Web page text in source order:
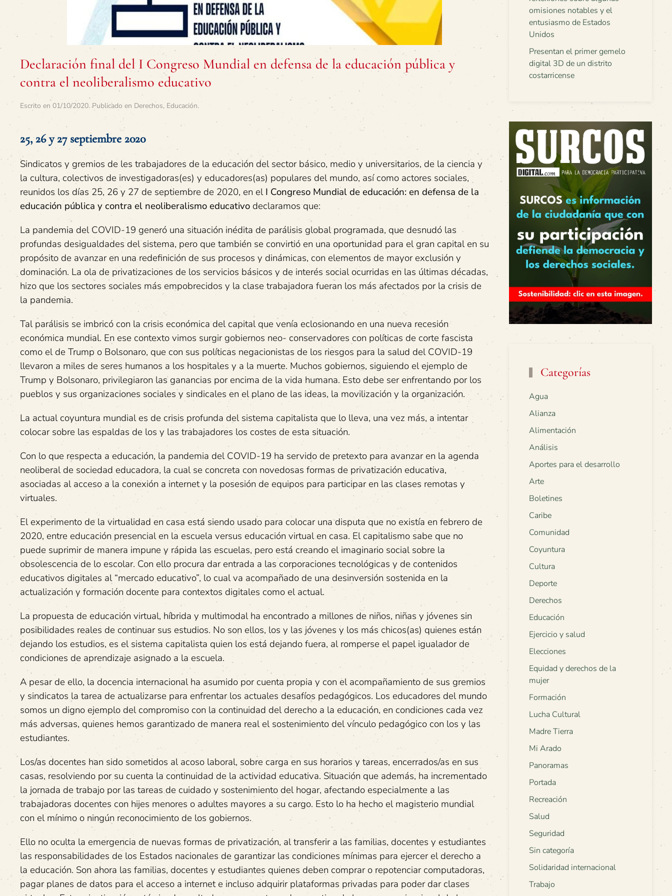
Declaración final del I Congreso Mundial en defensa de la educación pública y
contra el neoliberalismo educativo
Escrito en 01/10/2020. Publicado en Derechos, Educación.
25, 26 y 27 septiembre 2020
Sindicatos y gremios de les trabajadores de la educación del sector básico, medio y universitarios, de la ciencia y
la cultura, colectivos de investigadoras(es) y educadores(as) populares del mundo, así como actores sociales,
reunidos los días 25, 26 y 27 de septiembre de 2020, en elI Congreso Mundial de educación: en defensa de la
educación pública y contra el neoliberalismo educativo declaramos que:
La pandemia del COVID-19 generó una situación inédita de parálisis global programada, que desnudó las
profundas desigualdades del sistema, pero que también se convirtió en una oportunidad para el gran capital en su
propósito de avanzar en una redefinición de sus procesos y dinámicas, con elementos de mayor exclusión y
dominación. La ola de privatizaciones de los servicios básicos y de interés social ocurridas en las últimas décadas,
hizo que los sectores sociales más empobrecidos y la clase trabajadora fueran los más afectados por la crisis de
la pandemia.
Tal parálisis se imbricó con la crisis económica del capital que venía eclosionando en una nueva recesión
económica mundial. En ese contexto vimos surgir gobiernos neo- conservadores con políticas de corte fascista
como el de Trump o Bolsonaro, que con sus políticas negacionistas de los riesgos para la salud del COVID-19
llevaron a miles de seres humanos a los hospitales y a la muerte. Muchos gobiernos, siguiendo el ejemplo de
Trump y Bolsonaro, privilegiaron las ganancias por encima de la vida humana. Esto debe ser enfrentando por los
pueblos y sus organizaciones sociales y sindicales en el plano de las ideas, la movilización y la organización.
La actual coyuntura mundial es de crisis profunda del sistema capitalista que lo lleva, una vez más, a intentar
colocar sobre las espaldas de los y las trabajadores los costes de esta situación.
Con lo que respecta a educación, la pandemia del COVID-19 ha servido de pretexto para avanzar en la agenda
neoliberal de sociedad educadora, la cual se concreta con novedosas formas de privatización educativa,
asociadas al acceso a la conexión a internet y la posesión de equipos para participar en las clases remotas y
virtuales.
El experimento de la virtualidad en casa está siendo usado para colocar una disputa que no existía en febrero de
2020, entre educación presencial en la escuela versus educación virtual en casa. El capitalismo sabe que no
puede suprimir de manera impune y rápida las escuelas, pero está creando el imaginario social sobre la
obsolescencia de lo escolar. Con ello procura dar entrada a las corporaciones tecnológicas y de contenidos
educativos digitales al “mercado educativo”, lo cual va acompañado de una desinversión sostenida en la
actualización y formación docente para contextos digitales como el actual.
La propuesta de educación virtual, híbrida y multimodal ha encontrado a millones de niños, niñas y jóvenes sin
posibilidades reales de continuar sus estudios. No son ellos, los y las jóvenes y los más chicos(as) quienes están
dejando los estudios, es el sistema capitalista quien los está dejando fuera, al romperse el papel igualador de
condiciones de aprendizaje asignado a la escuela.
A pesar de ello, la docencia internacional ha asumido por cuenta propia y con el acompañamiento de sus gremios
y sindicatos la tarea de actualizarse para enfrentar los actuales desafíos pedagógicos. Los educadores del mundo
somos un digno ejemplo del compromiso con la continuidad del derecho a la educación, en condiciones cada vez
más adversas, quienes hemos garantizado de manera real el sostenimiento del vínculo pedagógico con los y las
estudiantes.
Los/as docentes han sido sometidos al acoso laboral, sobre carga en sus horarios y tareas, encerrados/as en sus
casas, resolviendo por su cuenta la continuidad de la actividad educativa. Situación que además, ha incrementado
la jornada de trabajo por las tareas de cuidado y sostenimiento del hogar, afectando especialmente a las
trabajadoras docentes con hijes menores o adultes mayores a su cargo. Esto lo ha hecho el magisterio mundial
con el mínimo o ningún reconocimiento de los gobiernos.
Ello no oculta la emergencia de nuevas formas de privatización, al transferir a las familias, docentes y estudiantes
las responsabilidades de los Estados nacionales de garantizar las condiciones mínimas para ejercer el derecho a
la educación. Son ahora las familias, docentes y estudiantes quienes deben comprar o repotenciar computadoras,
pagar planes de datos para el acceso a internet e incluso adquirir plataformas privadas para poder dar clases
omisiones notables y el
entusiasmo de Estados
Unidos
Presentan el primer gemelo
digital 3D de un distrito
costarricense
Categorías
Agua
Alianza
Alimentación
Análisis
Aportes para el desarrollo
Arte
Boletines
Caribe
Comunidad
Coyuntura
Cultura
Deporte
Derechos
Educación
Ejercicio y salud
Elecciones
Equidad y derechos de la
mujer
Formación
Lucha Cultural
Madre Tierra
Mi Arado
Panoramas
Portada
Recreación
Salud
Seguridad
Sin categoría
Solidaridad internacional
Trabajo